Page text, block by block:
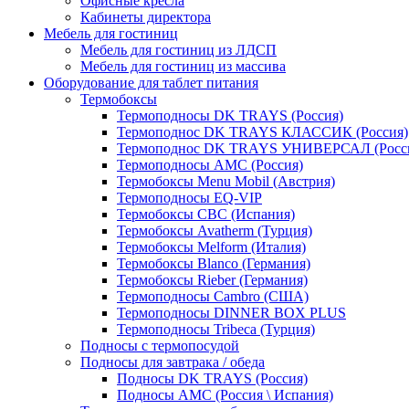
Кабинеты директора
Мебель для гостиниц
Мебель для гостиниц из ЛДСП
Мебель для гостиниц из массива
Оборудование для таблет питания
Термобоксы
Термоподносы DK TRAYS (Россия)
Термоподнос DK TRAYS КЛАССИК (Россия)
Термоподнос DK TRAYS УНИВЕРСАЛ
Термоподносы AMC (Россия)
Термобоксы Menu Mobil (Австрия)
Термоподносы EQ-VIP
Термобоксы CBC (Испания)
Термобоксы Avatherm (Турция)
Термобоксы Melform (Италия)
Термобоксы Blanco (Германия)
Термобоксы Rieber (Германия)
Термоподносы Cambro (США)
Термоподносы DINNER BOX PLUS
Термоподносы Tribeca (Турция)
Подносы с термопосудой
Подносы для завтрака / обеда
Подносы DK TRAYS (Россия)
Подносы AMC (Россия \ Испания)